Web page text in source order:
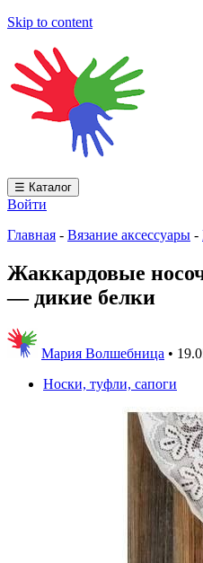
Skip to content
☰ Каталог
Войти
Главная - Вязание аксессуары -
Жаккардовые
— дикие белки
Мария Волшебница •
Носки, туфли, сапоги